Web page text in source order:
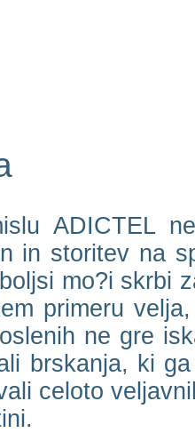
ADICTEL
in storitev na
mo?i skrbi
primeru
ne gre
brskanja, ki
celoto